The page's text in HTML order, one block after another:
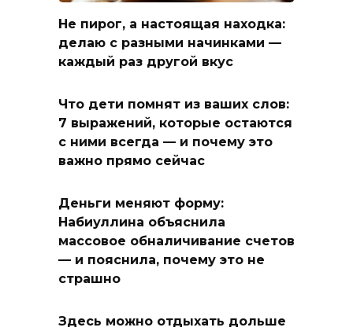
Не пирог, а настоящая находка:
делаю с разными начинками —
каждый раз другой вкус
Что дети помнят из ваших слов:
7 выражений, которые остаются
с ними всегда — и почему это
важно прямо сейчас
Деньги меняют форму:
Набиуллина объяснила
массовое обналичивание счетов
— и пояснила, почему это не
страшно
Здесь можно отдыхать дольше